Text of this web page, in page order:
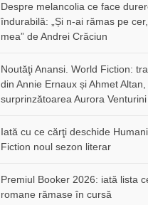
Despre melancolia ce face
îndurabilă: „Și n-ai rămas pe
mea” de Andrei Crăciun
Noutăţi Anansi. World Fiction:
din Annie Ernaux și Ahmet
surprinzătoarea Aurora Venturini
Iată cu ce cărţi deschide
Fiction noul sezon literar
Premiul Booker 2026: iată lista
romane rămase în cursă